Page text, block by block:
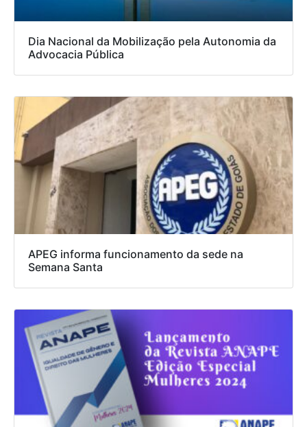
Dia Nacional da Mobilização pela Autonomia da
Advocacia Pública
APEG informa funcionamento da sede na
Semana Santa